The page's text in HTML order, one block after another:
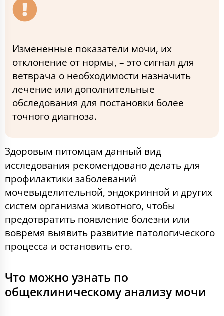
Измененные показатели мочи, их
отклонение от нормы, – это сигнал для
ветврача о необходимости назначить
лечение или дополнительные
обследования для постановки более
точного диагноза.
Здоровым питомцам данный вид
исследования рекомендовано делать для
профилактики заболеваний
мочевыделительной, эндокринной и других
систем организма животного, чтобы
предотвратить появление болезни или
вовремя выявить развитие патологического
процесса и остановить его.
Что можно узнать по
общеклиническому анализу мочи